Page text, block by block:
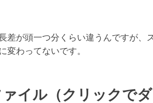
差が頭一つ分くらい違うんですが、
変わってないです。
イル（クリックでダ